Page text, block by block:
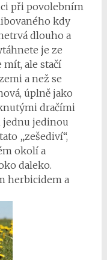
při povolebním
kdy
dlouho a
je ze
mít, ale stačí
a než se
úplně jako
dračími
jednu jedinou
„zešediví“,
okolí a
daleko.
herbicidem a